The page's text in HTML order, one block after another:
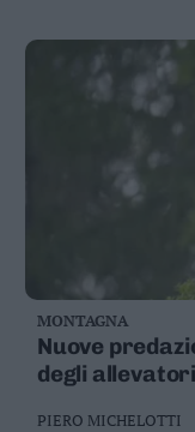
MONTAGNA
Nuove
degli allevatori
PIERO MICHELOTTI